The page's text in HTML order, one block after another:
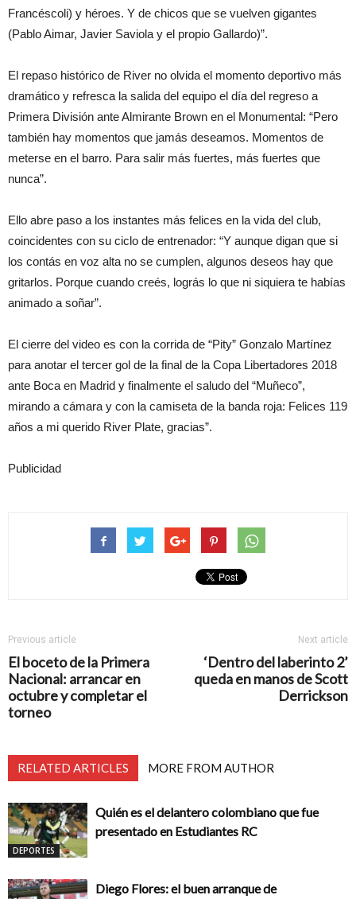
Francéscoli) y héroes. Y de chicos que se vuelven gigantes
(Pablo Aimar, Javier Saviola y el propio Gallardo)”.
El repaso histórico de River no olvida el momento deportivo más
dramático y refresca la salida del equipo el día del regreso a
Primera División ante Almirante Brown en el Monumental: “Pero
también hay momentos que jamás deseamos. Momentos de
meterse en el barro. Para salir más fuertes, más fuertes que
nunca”.
Ello abre paso a los instantes más felices en la vida del club,
coincidentes con su ciclo de entrenador: “Y aunque digan que si
los contás en voz alta no se cumplen, algunos deseos hay que
gritarlos. Porque cuando creés, lográs lo que ni siquiera te habías
animado a soñar”.
El cierre del video es con la corrida de “Pity” Gonzalo Martínez
para anotar el tercer gol de la final de la Copa Libertadores 2018
ante Boca en Madrid y finalmente el saludo del “Muñeco”,
mirando a cámara y con la camiseta de la banda roja: Felices 119
años a mi querido River Plate, gracias”.
Publicidad
Previous article
El boceto de la Primera
Nacional: arrancar en
octubre y completar el
torneo
Next article
‘Dentro del laberinto 2’
queda en manos de Scott
Derrickson
RELATED ARTICLES MORE FROM AUTHOR
DEPORTES
Quién es el delantero colombiano que fue
presentado en Estudiantes RC
Diego Flores: el buen arranque de